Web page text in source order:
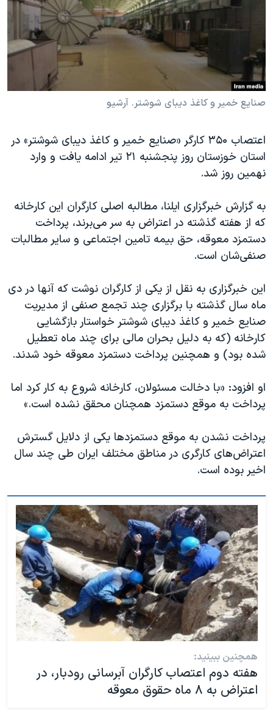
فرهنگ و زندگی
حقوق شهروندی
اقتصادی
علم و فناوری
اسرائیل در جنگ
آرشیو پخش زنده
انتخابات ریاست جمهوری آمریکا ۲۰۲۴
حمله جمهوری اسلامی به اسرائیل
رمز مهسا
ورزش زنان در ایران
مجموعه مستندهای دادخواهی
تریبونال مردمی آبان ۹۸
چهل سال گروگان‌گیری
قانون شفافیت دارائی کادر رهبری ایران
اعتراضات مردمی آبان ۹۸
نرگس محمدی برنده جایزه نوبل صلح
همایش محافظه‌کاران آمریکا «سی‌پک»
صفحه‌های ویژه
سفر پرزیدنت ترامپ به چین
دنبال کنید
زبانهای مختلف
صنایع خمیر و کاغذ دیبای شوشتر. آرشیو
اعتصاب ۳۵۰ کارگر «صنایع خمیر و کاغذ دیبای شوشتر» در
استان خوزستان روز پنجشنبه ۲۱ تیر ادامه یافت و وارد
نهمین روز شد.
به گزارش خبرگزاری ایلنا، مطالبه اصلی کارگران این کارخانه
که از هفته گذشته در اعتراض به سر می‌برند، پرداخت
دستمزد معوقه، حق بیمه تامین اجتماعی و سایر مطالبات
صنفی‌شان است.
این خبرگزاری به نقل از یکی از کارگران نوشت که آنها در دی
ماه سال گذشته با برگزاری چند تجمع صنفی از مدیریت
صنایع خمیر و کاغذ دیبای شوشتر خواستار بازگشایی
کارخانه (که به دلیل بحران مالی برای چند ماه تعطیل
شده بود) و همچنین پرداخت دستمزد معوقه خود شدند.
او افزود: «با دخالت مسئولان، کارخانه شروع به کار کرد اما
پرداخت به موقع دستمزد همچنان محقق نشده است.»
پرداخت نشدن به موقع دستمزدها یکی از دلایل گسترش
اعتراض‌های کارگری در مناطق مختلف ایران طی چند سال
اخیر بوده است.
همچنین ببینید:
هفته دوم اعتصاب کارگران آبرسانی رودبار، در
اعتراض به ۸ ماه حقوق معوقه